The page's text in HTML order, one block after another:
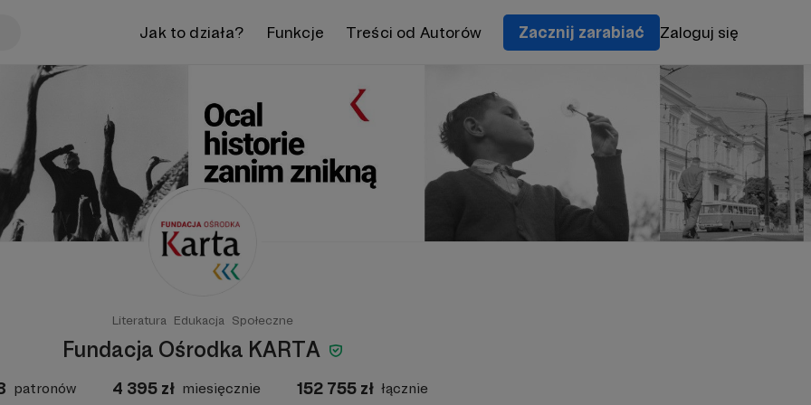
Jak to działa? Funkcje Treści od Autorów Zacznij zarabiać Zaloguj się
Literatura Edukacja Społeczne
Fundacja Ośrodka KARTA
patronów 4 395 zł miesięcznie 152 755 zł łącznie